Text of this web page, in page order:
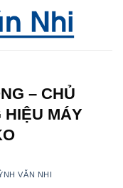
– CHỦ
MÁY
VĂN NHI